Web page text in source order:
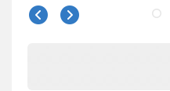
מעצרים